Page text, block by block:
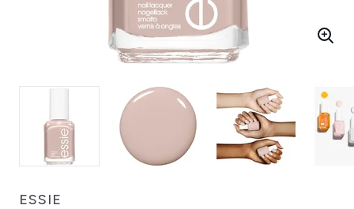
ESSIE